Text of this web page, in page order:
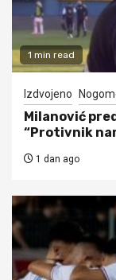
1 min read
Izdvojeno
Milanović
“Protivnik
1 dan ago